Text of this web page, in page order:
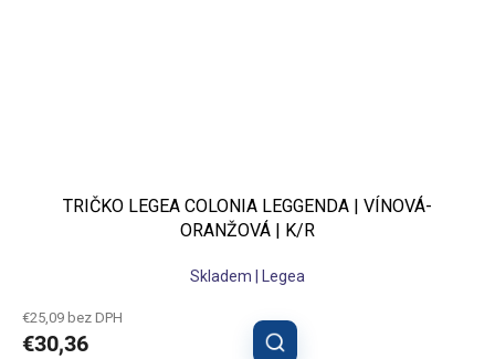
TRIČKO LEGEA COLONIA LEGGENDA | VÍNOVÁ-
ORANŽOVÁ | K/R
Skladem | Legea
€25,09 bez DPH
€30,36